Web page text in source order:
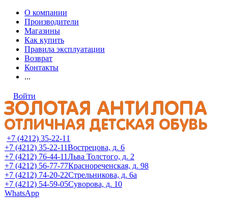
О компании
Производители
Магазины
Как купить
Правила эксплуатации
Возврат
Контакты
...
Войти
+7 (4212) 35-22-11
+7 (4212) 35-22-11Вострецова, д. 6
+7 (4212) 76-44-11Льва Толстого, д. 2
+7 (4212) 56-77-77Краснореченская, д. 98
+7 (4212) 74-20-22Стрельникова, д. 6а
+7 (4212) 54-59-05Суворова, д. 10
WhatsApp